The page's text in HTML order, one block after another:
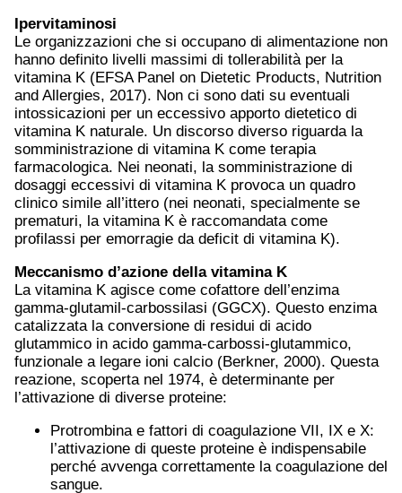
Ipervitaminosi
Le organizzazioni che si occupano di alimentazione non
hanno definito livelli massimi di tollerabilità per la
vitamina K (EFSA Panel on Dietetic Products, Nutrition
and Allergies, 2017). Non ci sono dati su eventuali
intossicazioni per un eccessivo apporto dietetico di
vitamina K naturale. Un discorso diverso riguarda la
somministrazione di vitamina K come terapia
farmacologica. Nei neonati, la somministrazione di
dosaggi eccessivi di vitamina K provoca un quadro
clinico simile all’ittero (nei neonati, specialmente se
prematuri, la vitamina K è raccomandata come
profilassi per emorragie da deficit di vitamina K).
Meccanismo d’azione della vitamina K
La vitamina K agisce come cofattore dell’enzima
gamma-glutamil-carbossilasi (GGCX). Questo enzima
catalizzata la conversione di residui di acido
glutammico in acido gamma-carbossi-glutammico,
funzionale a legare ioni calcio (Berkner, 2000). Questa
reazione, scoperta nel 1974, è determinante per
l’attivazione di diverse proteine:
Protrombina e fattori di coagulazione VII, IX e X:
l’attivazione di queste proteine è indispensabile
perché avvenga correttamente la coagulazione del
sangue.